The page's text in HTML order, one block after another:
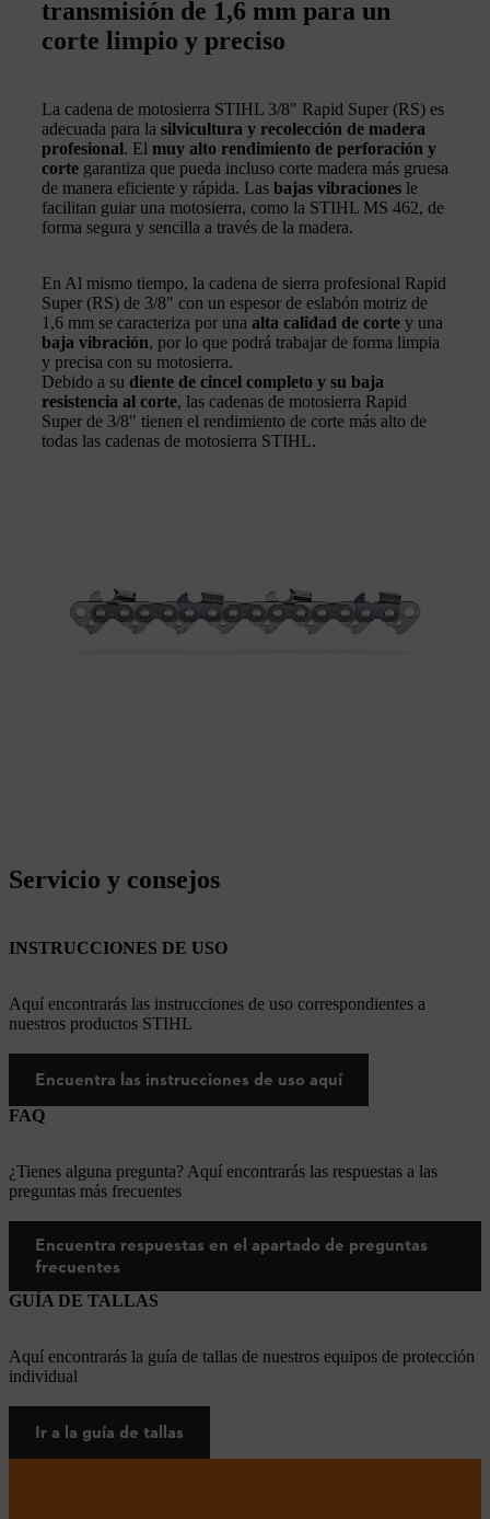
transmisión de 1,6 mm para un
corte limpio y preciso
La cadena de motosierra STIHL 3/8" Rapid Super (RS) es
adecuada para la silvicultura y recolección de madera
profesional. El muy alto rendimiento de perforación y
corte garantiza que pueda incluso corte madera más gruesa
de manera eficiente y rápida. Las bajas vibraciones le
facilitan guiar una motosierra, como la STIHL MS 462, de
forma segura y sencilla a través de la madera.
En Al mismo tiempo, la cadena de sierra profesional Rapid
Super (RS) de 3/8" con un espesor de eslabón motriz de
1,6 mm se caracteriza por una alta calidad de corte y una
baja vibración, por lo que podrá trabajar de forma limpia
y precisa con su motosierra.
Debido a su diente de cincel completo y su baja
resistencia al corte, las cadenas de motosierra Rapid
Super de 3/8" tienen el rendimiento de corte más alto de
todas las cadenas de motosierra STIHL.
Servicio y consejos
INSTRUCCIONES DE USO
Aquí encontrarás las instrucciones de uso correspondientes a
nuestros productos STIHL
Encuentra las instrucciones de uso aquí
FAQ
¿Tienes alguna pregunta? Aquí encontrarás las respuestas a las
preguntas más frecuentes
Encuentra respuestas en el apartado de preguntas
frecuentes
GUÍA DE TALLAS
Aquí encontrarás la guía de tallas de nuestros equipos de protección
individual
Ir a la guía de tallas